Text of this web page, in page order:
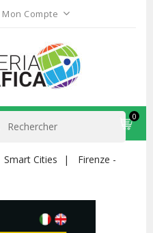
Mon Compte
0
Smart Cities
Firenze -